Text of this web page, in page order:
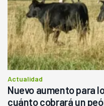
Actualidad
Nuevo aumento para
cuánto cobrará un